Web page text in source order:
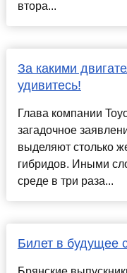
втора...
За какими
удивитесь!
Глава компании
загадочное
выделяют столько
гибридов. Иными
среде в три раза...
Билет в будущее